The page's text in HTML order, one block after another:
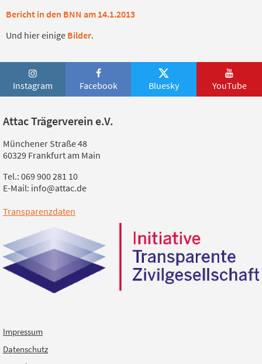
Bericht in den BNN am 14.1.2013
Und hier einige Bilder.
Instagram Facebook Bluesky YouTube
Attac Trägerverein e.V.
Münchener Straße 48
60329 Frankfurt am Main
Tel.: 069 900 281 10
E-Mail: info@attac.de
Transparenzdaten
Impressum
Datenschutz